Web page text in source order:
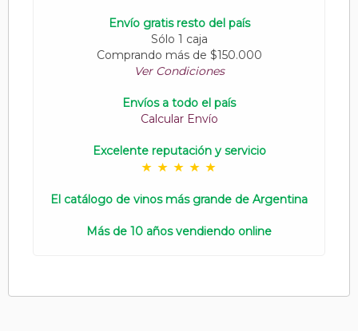
Envío gratis resto del país
Sólo 1 caja
Comprando más de $150.000
Ver Condiciones
Envíos a todo el país
Calcular Envío
Excelente reputación y servicio
El catálogo de vinos más grande de Argentina
Más de 10 años vendiendo online